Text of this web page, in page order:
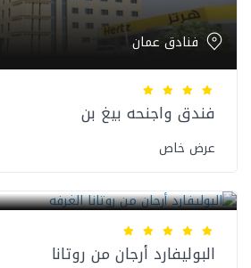
فنادق عمان
فندق واجنحه بيغ بن
عرض خاص
البوليفارد أرجان من روتانا